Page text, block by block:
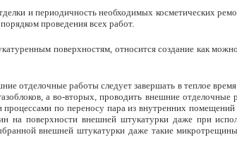
и периодичность необходимых косметических
проведения всех работ.
поверхностям, относится создание как
отделочные работы следует завершать в теплое
а во-вторых, проводить внешние отделочные
процессами по переносу пара из внутренних
на поверхности внешней штукатурки даже при
внешней штукатурки даже такие